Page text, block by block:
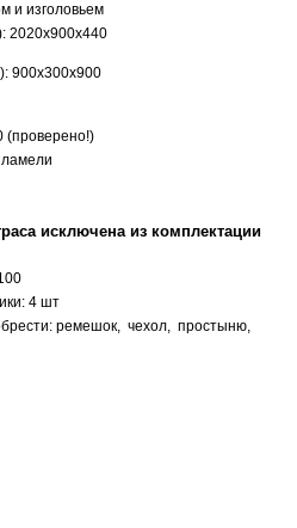
и изголовьем
2020x900x440
900х300х900
(проверено!)
исключена из комплектации
4 шт
ремешок, чехол, простыню,